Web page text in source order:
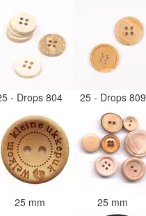
- Drops 804 25 - Drops 809
25 mm 25 mm